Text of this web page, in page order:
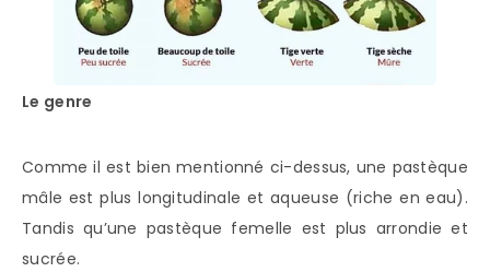
Le genre
Comme il est bien mentionné ci-dessus, une pastèque
mâle est plus longitudinale et aqueuse (riche en eau).
Tandis qu’une pastèque femelle est plus arrondie et
sucrée.